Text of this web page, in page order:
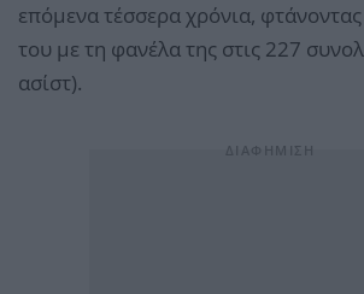
επόμενα τέσσερα χρόνια,
του με τη φανέλα της στις 227
ασίστ).